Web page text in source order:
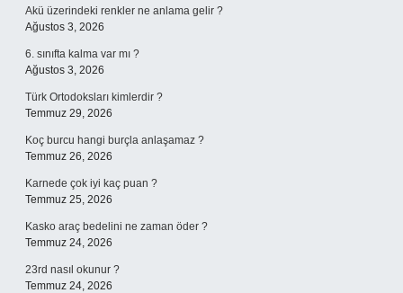
Akü üzerindeki renkler ne anlama gelir ?
Ağustos 3, 2026
6. sınıfta kalma var mı ?
Ağustos 3, 2026
Türk Ortodoksları kimlerdir ?
Temmuz 29, 2026
Koç burcu hangi burçla anlaşamaz ?
Temmuz 26, 2026
Karnede çok iyi kaç puan ?
Temmuz 25, 2026
Kasko araç bedelini ne zaman öder ?
Temmuz 24, 2026
23rd nasıl okunur ?
Temmuz 24, 2026